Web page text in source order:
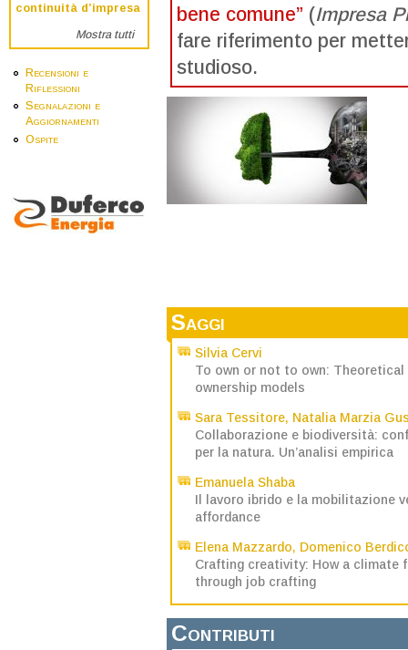
continuità d’impresa
Mostra tutti
Recensioni e
Riflessioni
Segnalazioni e
Aggiornamenti
Ospite
bene comune” (Impresa
fare riferimento per
studioso.
Saggi
Silvia Cervi
To own or not to own:
ownership models
Sara Tessitore, Natalia Marzia
Collaborazione e biodiversità:
per la natura. Un’analisi empirica
Emanuela Shaba
Il lavoro ibrido e la mobilitazione
affordance
Elena Mazzardo, Domenico
Crafting creativity: How a climate
through job crafting
Contributi